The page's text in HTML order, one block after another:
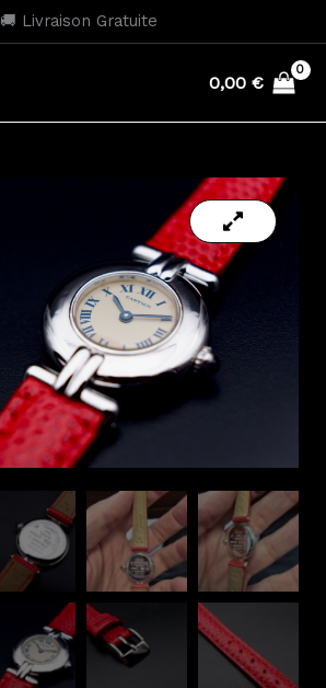
🚚 Livraison Gratuite
0,00 €